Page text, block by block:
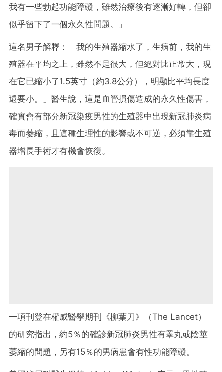
我有一些勃起功能障礙，雖然治療後有逐漸好轉，但卻
似乎留下了一個永久性問題。」
這名男子解釋：「我的生殖器縮水了，生病前，我的生
殖器在平均之上，雖然不是很大，但絕對比正常大，現
在它已縮小了1.5英寸（約3.8公分），明顯比平均長度
還要小。」醫生說，這是血管損傷造成的永久性傷害，
確實會有部分新冠染疫男性的生殖器中出現新冠肺炎病
毒而萎縮，且這種生理性的影響或不可逆，必須靠生殖
器增長手術才有機會恢復。
一項刊登在權威醫學期刊《柳葉刀》（The Lancet）
的研究指出，約5％的確診新冠肺炎男性有睪丸或陰莖
萎縮的問題，另有15％的男病患會有性功能障礙。